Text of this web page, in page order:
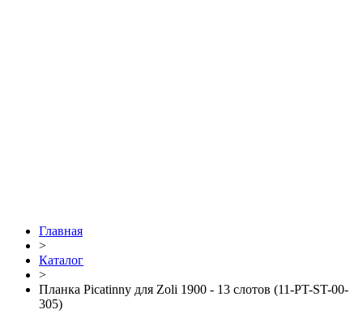
Главная
>
Каталог
>
Планка Picatinny для Zoli 1900 - 13 слотов (11-PT-ST-00-
305)